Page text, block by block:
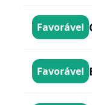
Favorável
Favorável